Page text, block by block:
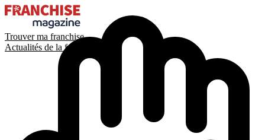
Trouver ma franchise
Actualités de la franchise